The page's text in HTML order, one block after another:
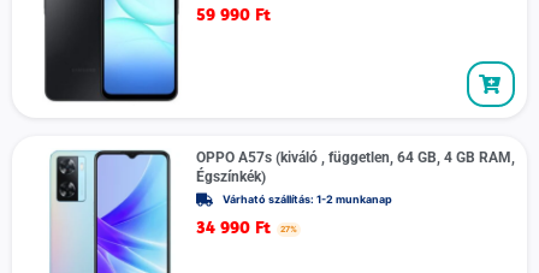
59 990 Ft
OPPO A57s (kiváló , független, 64 GB, 4 GB RAM,
Égszínkék)
Várható szállítás: 1-2 munkanap
34 990 Ft 27%